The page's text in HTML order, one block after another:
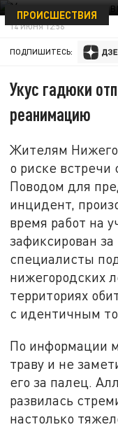
ПРОИСШЕСТВИЯ
14 ИЮНЯ 12:56
ПОДПИШИТЕСЬ:
Укус гадюки
реанимацию
Жителям
о риске
Поводом для
инцидент,
время работ на
зафиксирован
специалисты
нижегородских
территориях
с идентичным
По информации
траву и не
его за палец.
развилась
настолько